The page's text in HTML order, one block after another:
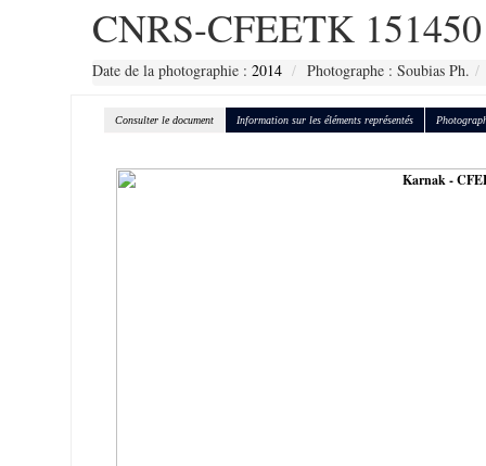
CNRS-CFEETK 151450
Date de la photographie : 2014 Photographe : Soubias Ph.
Consulter le document Information sur les éléments représentés